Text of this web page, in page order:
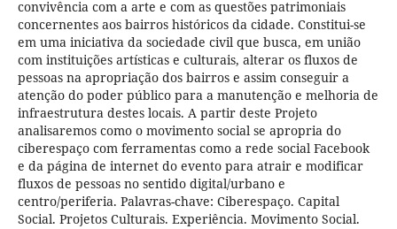
convivência com a arte e com as questões patrimoniais
concernentes aos bairros históricos da cidade. Constitui-se
em uma iniciativa da sociedade civil que busca, em união
com instituições artísticas e culturais, alterar os fluxos de
pessoas na apropriação dos bairros e assim conseguir a
atenção do poder público para a manutenção e melhoria de
infraestrutura destes locais. A partir deste Projeto
analisaremos como o movimento social se apropria do
ciberespaço com ferramentas como a rede social Facebook
e da página de internet do evento para atrair e modificar
fluxos de pessoas no sentido digital/urbano e
centro/periferia. Palavras-chave: Ciberespaço. Capital
Social. Projetos Culturais. Experiência. Movimento Social.